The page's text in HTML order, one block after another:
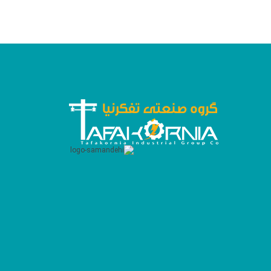
فضای کافی برای سیم‌کشی:
حفاظت از قطعات حساس در برابر آسیب‌های محیطی.
سیستم‌های خنک‌کنندهتابلو برق